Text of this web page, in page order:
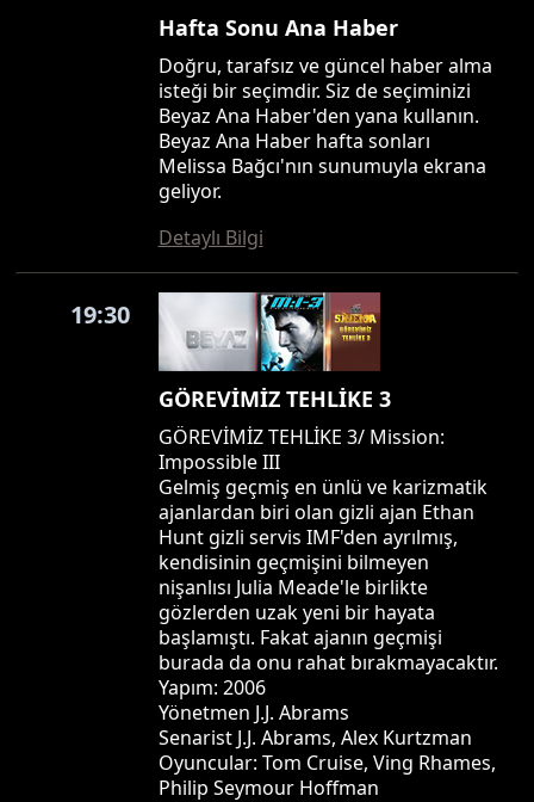
Hafta Sonu Ana Haber
Doğru, tarafsız ve güncel haber alma
isteği bir seçimdir. Siz de seçiminizi
Beyaz Ana Haber'den yana kullanın.
Beyaz Ana Haber hafta sonları
Melissa Bağcı'nın sunumuyla ekrana
geliyor.
Detaylı Bilgi
19:30
GÖREVİMİZ TEHLİKE 3
GÖREVİMİZ TEHLİKE 3/ Mission:
Impossible III
Gelmiş geçmiş en ünlü ve karizmatik
ajanlardan biri olan gizli ajan Ethan
Hunt gizli servis IMF'den ayrılmış,
kendisinin geçmişini bilmeyen
nişanlısı Julia Meade'le birlikte
gözlerden uzak yeni bir hayata
başlamıştı. Fakat ajanın geçmişi
burada da onu rahat bırakmayacaktır.
Yapım: 2006
Yönetmen J.J. Abrams
Senarist J.J. Abrams, Alex Kurtzman
Oyuncular: Tom Cruise, Ving Rhames,
Philip Seymour Hoffman